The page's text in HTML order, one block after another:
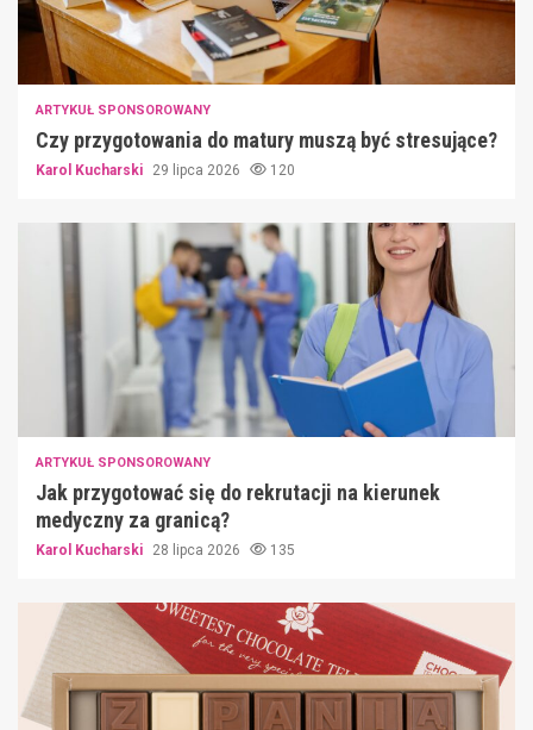
ARTYKUŁ SPONSOROWANY
Czy przygotowania do matury muszą być stresujące?
Karol Kucharski 29 lipca 2026 120
ARTYKUŁ SPONSOROWANY
Jak przygotować się do rekrutacji na kierunek
medyczny za granicą?
Karol Kucharski 28 lipca 2026 135